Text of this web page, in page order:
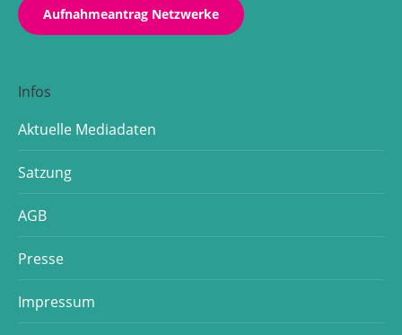
Aufnahmeantrag Netzwerke
Infos
Aktuelle Mediadaten
Satzung
AGB
Presse
Impressum